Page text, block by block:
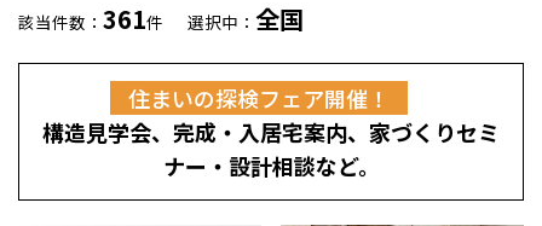
高耐久住宅
高断熱・高気密の家
エネルギー自給自足
檜と日本人
1000年を超えて生きる檜
知られざる檜の効果・作用
グレートステージ
リフォーム トップ
該当件数： 361件 選択中： 全国
住まいの探検フェア開催！
構造見学会、完成・入居宅案内、家づくりセミ
ナー・設計相談など。